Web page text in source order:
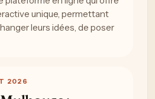
unique, permettant
leurs idées, de poser
2026